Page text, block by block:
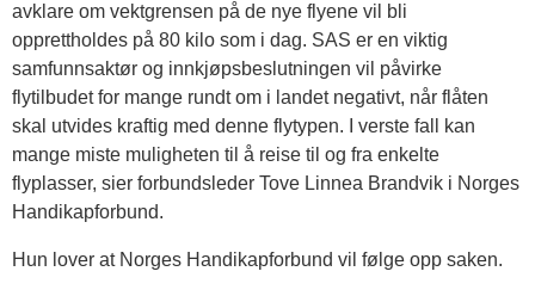
avklare om vektgrensen på de nye flyene vil bli
opprettholdes på 80 kilo som i dag. SAS er en viktig
samfunnsaktør og innkjøpsbeslutningen vil påvirke
flytilbudet for mange rundt om i landet negativt, når flåten
skal utvides kraftig med denne flytypen. I verste fall kan
mange miste muligheten til å reise til og fra enkelte
flyplasser, sier forbundsleder Tove Linnea Brandvik i Norges
Handikapforbund.
Hun lover at Norges Handikapforbund vil følge opp saken.